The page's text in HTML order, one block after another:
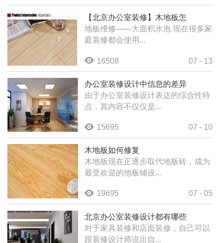
【北京办公室装修】木地板怎
地板维修——大面积水泡 现在很多家
庭装修都会使用...
16508 07 - 13
办公室装修设计中信息的差异
由于办公室装修设计表达的综合性特
点，其内容不仅仅是...
15695 07 - 10
木地板如何修复
木地板现在正逐步取代地板砖，成为
最受欢迎的地板铺设...
19695 07 - 05
北京办公室装修设计都有哪些
对于家具装修和店面装修，自己可以
跟装修设计师说出自...